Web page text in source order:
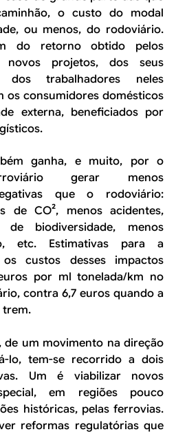
o custo do modal
ou menos, do rodoviário.
do retorno obtido pelos
novos projetos, dos seus
dos trabalhadores neles
os consumidores domésticos
externa, beneficiados por
ganha, e muito, por o
gerar menos
que o rodoviário:
de CO², menos acidentes,
de biodiversidade, menos
etc. Estimativas para a
custos desses impactos
por ml tonelada/km no
contra 6,7 euros quando a
trem.
de um movimento na direção
lo, tem-se recorrido a dois
Um é viabilizar novos
em regiões pouco
históricas, pelas ferrovias.
reformas regulatórias que